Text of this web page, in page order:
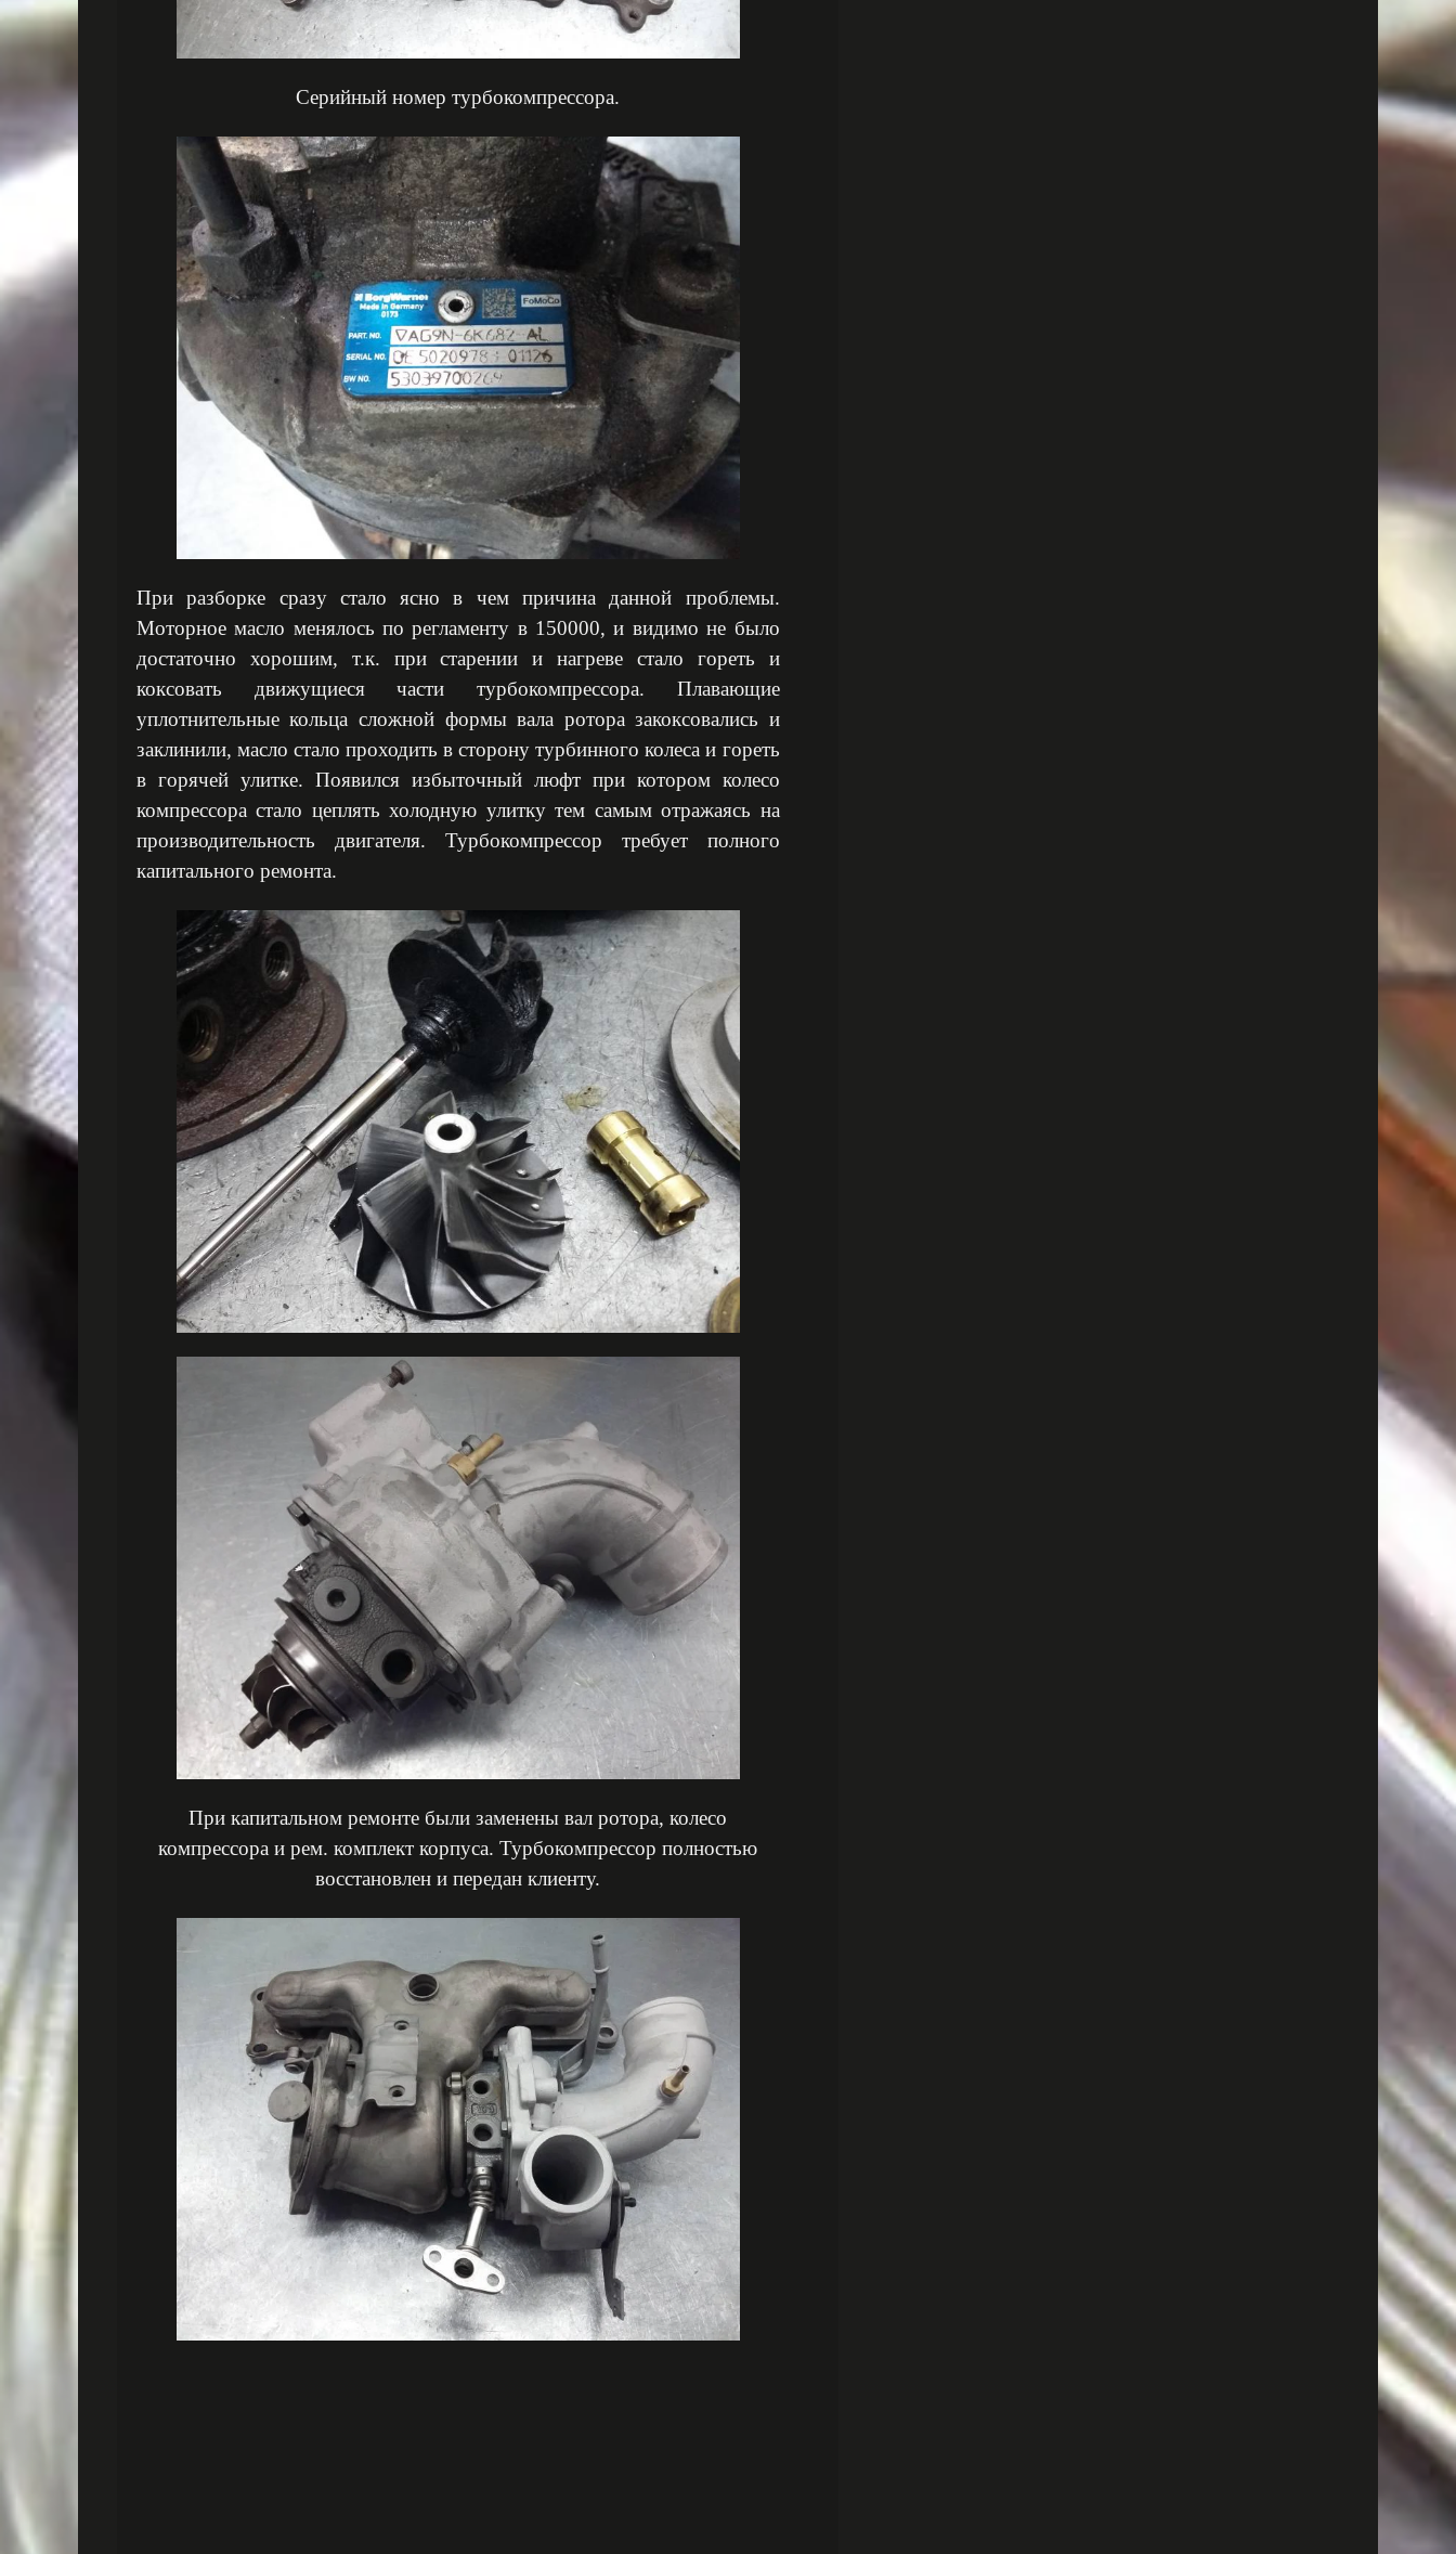
Серийный номер турбокомпрессора.
При разборке сразу стало ясно в чем причина данной проблемы.
Моторное масло менялось по регламенту в 150000, и видимо не было
достаточно хорошим, т.к. при старении и нагреве стало гореть и
коксовать движущиеся части турбокомпрессора. Плавающие
уплотнительные кольца сложной формы вала ротора закоксовались и
заклинили, масло стало проходить в сторону турбинного колеса и гореть
в горячей улитке. Появился избыточный люфт при котором колесо
компрессора стало цеплять холодную улитку тем самым отражаясь на
производительность двигателя. Турбокомпрессор требует полного
капитального ремонта.
При капитальном ремонте были заменены вал ротора, колесо
компрессора и рем. комплект корпуса. Турбокомпрессор полностью
восстановлен и передан клиенту.